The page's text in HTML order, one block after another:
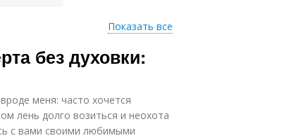
Показать все
без духовки:
меня: часто хочется
лень долго возиться и неохота
с вами своими любимыми